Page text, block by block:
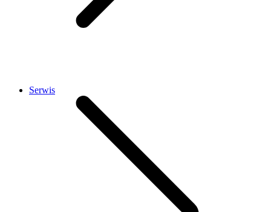
Serwis